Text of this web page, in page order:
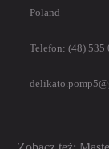
Poland
Telefon: (48) 535